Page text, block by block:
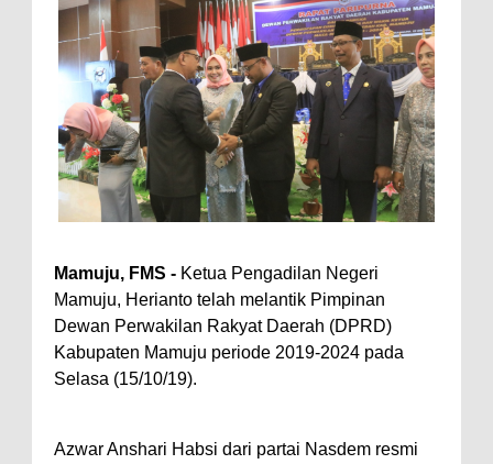
Mamuju, FMS - Ketua Pengadilan Negeri
Mamuju, Herianto telah melantik Pimpinan
Dewan Perwakilan Rakyat Daerah (DPRD)
Kabupaten Mamuju periode 2019-2024 pada
Selasa (15/10/19).
Azwar Anshari Habsi dari partai Nasdem resmi